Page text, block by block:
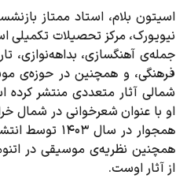
اسیتون بلام، استاد ممتاز
نیویورک، مرکز تحصیلات تکمیلی
جمله‌ی آهنگسازی، بداهه‌نوازی،
فرهنگی، و همچنین در حوزه‌ی
شمالی آثار متعددی منتشر
او با عنوان شعرخوانی در شمال
همجوار در
از آثار اوست.